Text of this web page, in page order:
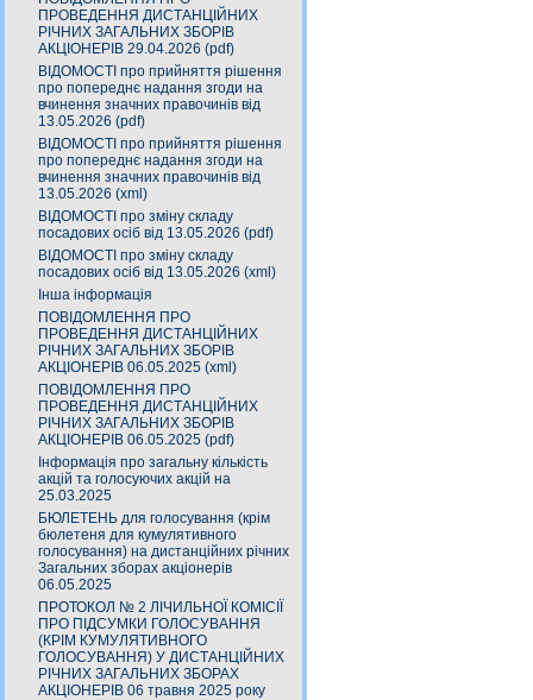
ПРОВЕДЕННЯ ДИСТАНЦІЙНИХ
РІЧНИХ ЗАГАЛЬНИХ ЗБОРІВ
АКЦІОНЕРІВ 29.04.2026 (pdf)
ВІДОМОСТІ про прийняття рішення
про попереднє надання згоди на
вчинення значних правочинів від
13.05.2026 (pdf)
ВІДОМОСТІ про прийняття рішення
про попереднє надання згоди на
вчинення значних правочинів від
13.05.2026 (xml)
ВІДОМОСТІ про зміну складу
посадових осіб від 13.05.2026 (pdf)
ВІДОМОСТІ про зміну складу
посадових осіб від 13.05.2026 (xml)
Інша інформація
ПОВІДОМЛЕННЯ ПРО
ПРОВЕДЕННЯ ДИСТАНЦІЙНИХ
РІЧНИХ ЗАГАЛЬНИХ ЗБОРІВ
АКЦІОНЕРІВ 06.05.2025 (xml)
ПОВІДОМЛЕННЯ ПРО
ПРОВЕДЕННЯ ДИСТАНЦІЙНИХ
РІЧНИХ ЗАГАЛЬНИХ ЗБОРІВ
АКЦІОНЕРІВ 06.05.2025 (pdf)
Інформація про загальну кількість
акцій та голосуючих акцій на
25.03.2025
БЮЛЕТЕНЬ для голосування (крім
бюлетеня для кумулятивного
голосування) на дистанційних річних
Загальних зборах акціонерів
06.05.2025
ПРОТОКОЛ № 2 ЛІЧИЛЬНОЇ КОМІСІЇ
ПРО ПІДСУМКИ ГОЛОСУВАННЯ
(КРІМ КУМУЛЯТИВНОГО
ГОЛОСУВАННЯ) У ДИСТАНЦІЙНИХ
РІЧНИХ ЗАГАЛЬНИХ ЗБОРАХ
АКЦІОНЕРІВ 06 травня 2025 року